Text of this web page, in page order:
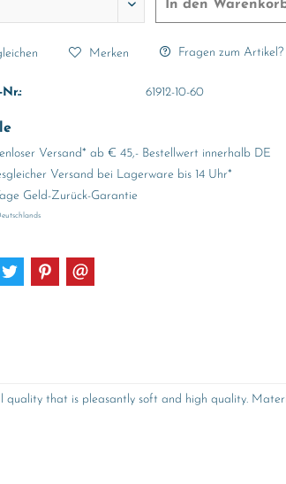
In den
Merken Fragen zum Artikel?
61912-10-60
Versand* ab € 45,- Bestellwert innerhalb DE
Versand bei Lagerware bis 14 Uhr*
Geld-Zurück-Garantie
that is pleasantly soft and high quality.